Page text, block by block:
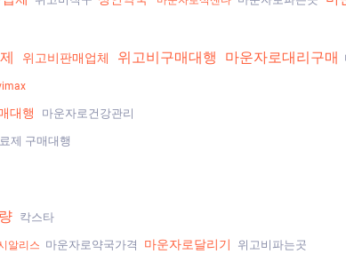
위고비판매업체 위고비구매대행 마운자로대리구매
대행 마운자로건강관리
제 구매대행
칵스타
알리스 마운자로약국가격 마운자로달리기 위고비파는곳